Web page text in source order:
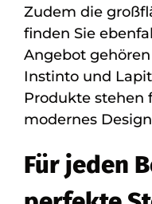
Zudem die
finden Sie
Angebot
Instinto und
Produkte stehen
modernes
Für jeden